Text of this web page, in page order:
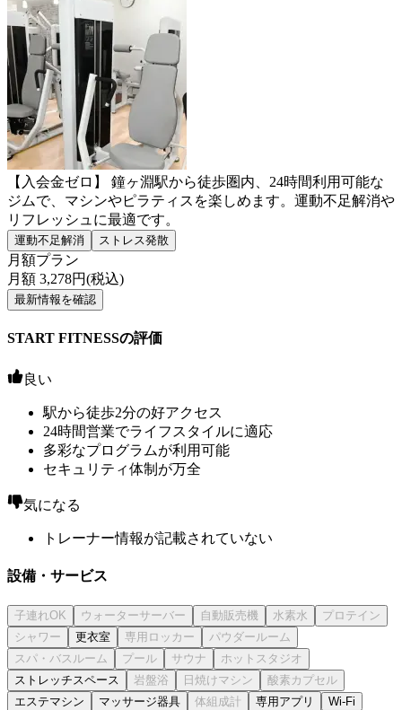
【入会金ゼロ】 鐘ヶ淵駅から徒歩圏内、24時間利用可能な
ジムで、マシンやピラティスを楽しめます。運動不足解消や
リフレッシュに最適です。
運動不足解消 ストレス発散
月額プラン
月額 3,278円(税込)
最新情報を確認
START FITNESSの評価
良い
駅から徒歩2分の好アクセス
24時間営業でライフスタイルに適応
多彩なプログラムが利用可能
セキュリティ体制が万全
気になる
トレーナー情報が記載されていない
設備・サービス
更衣室
ストレッチスペース
エステマシン
マッサージ器具 専用アプリ Wi-Fi